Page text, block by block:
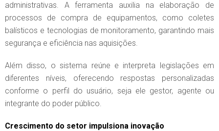
administrativas. A ferramenta auxilia na elaboração de
processos de compra de equipamentos, como coletes
balísticos e tecnologias de monitoramento, garantindo mais
segurança e eficiência nas aquisições.
Além disso, o sistema reúne e interpreta legislações em
diferentes níveis, oferecendo respostas personalizadas
conforme o perfil do usuário, seja ele gestor, agente ou
integrante do poder público.
Crescimento do setor impulsiona inovação